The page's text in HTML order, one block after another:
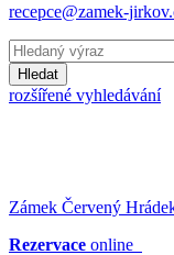
recepce@zamek-
Hledat
rozšířené vyhledávání
Zámek Červený
Rezervace online